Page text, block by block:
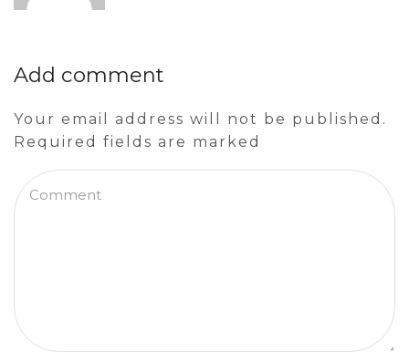
Add comment
Your email address will not be published.
Required fields are marked